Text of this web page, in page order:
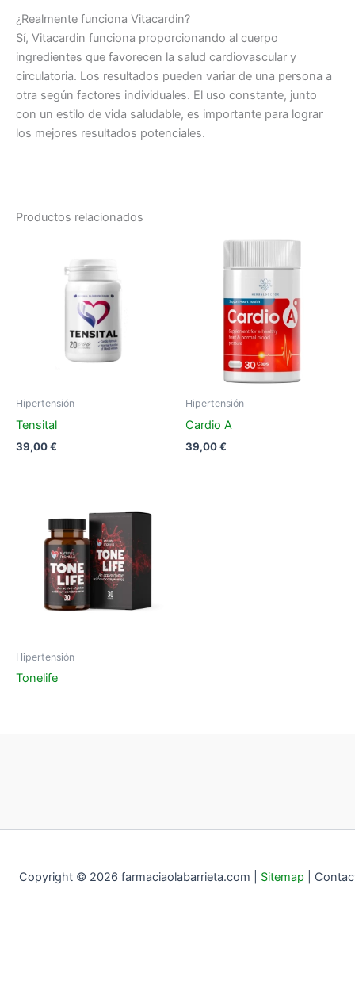
¿Realmente funciona Vitacardin?
Sí, Vitacardin funciona proporcionando al cuerpo
ingredientes que favorecen la salud cardiovascular y
circulatoria. Los resultados pueden variar de una persona a
otra según factores individuales. El uso constante, junto
con un estilo de vida saludable, es importante para lograr
los mejores resultados potenciales.
Productos relacionados
Hipertensión
Tensital
39,00€
Hipertensión
Cardio A
39,00€
Hipertensión
Tonelife
Copyright © 2026 farmaciaolabarrieta.com | Sitemap